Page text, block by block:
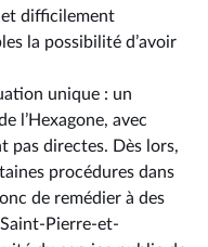
et difficilement
la possibilité d’avoir
unique : un
l’Hexagone, avec
pas directes. Dès lors,
procédures dans
de remédier à des
Pierre-et-